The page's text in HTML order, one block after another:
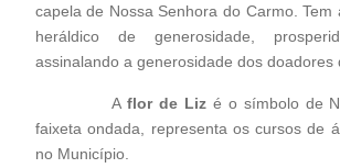
capela de Nossa Senhora do Carmo. Tem
heráldico de generosidade,
assinalando a generosidade dos doadores
Aflor de Liz é o símbolo de
faixeta ondada, representa os cursos de
no Município.